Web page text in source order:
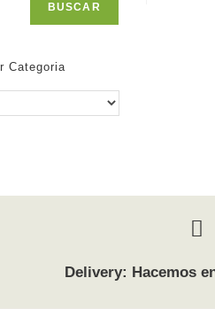
BUSCAR
Categoria
Delivery: Hacemos